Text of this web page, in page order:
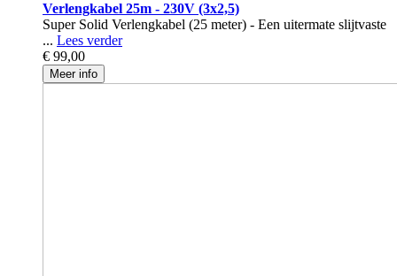
Verlengkabel 25m - 230V (3x2,5)
Super Solid Verlengkabel (25 meter) - Een uitermate slijtvaste
... Lees verder
€ 99,00
Meer info